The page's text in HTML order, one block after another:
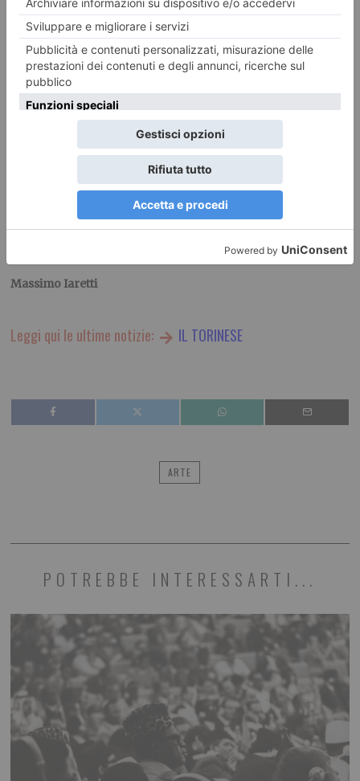
l’umidità.
Qual è il filo conduttore della mostra ‘Dalle Ande al
Monferrato’ ?
Il connubio tra i due territori, le viti ed il vino, le montagne, i
. In Valcerrina ho anche realizzato alcuni pannelli che
sono nel salone polifunzionale di Gabiano ed un murales a
Segno di un legame ormai fortissimo tra un artista di
notevole caratura internazionale, la Valcerrina ed il
Massimo Iaretti
Leggi qui le ultime notizie: IL TORINESE
ARTE
POTREBBE INTERESSARTI...